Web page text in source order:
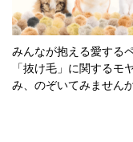
みんなが抱える愛する
「抜け毛」に関するモ
み、のぞいてみません